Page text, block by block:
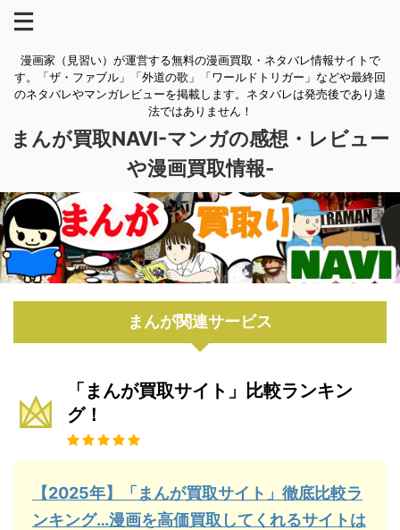
漫画家（見習い）が運営する無料の漫画買取・ネタバレ情報サイトで
す。「ザ・ファブル」「外道の歌」「ワールドトリガー」などや最終回
のネタバレやマンガレビューを掲載します。ネタバレは発売後であり違
法ではありません！
まんが買取NAVI-マンガの感想・レビュー
や漫画買取情報-
まんが関連サービス
「まんが買取サイト」比較ランキン
グ！
【2025年】「まんが買取サイト」徹底比較ラ
ンキング…漫画を高価買取してくれるサイトは